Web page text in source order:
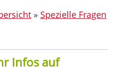
» Spezielle Fragen
Infos auf